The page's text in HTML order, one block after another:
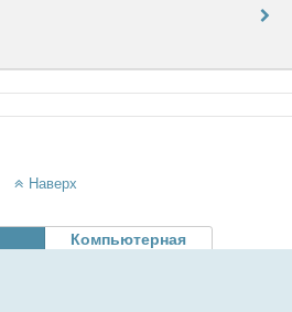
Наверх
Компьютерная